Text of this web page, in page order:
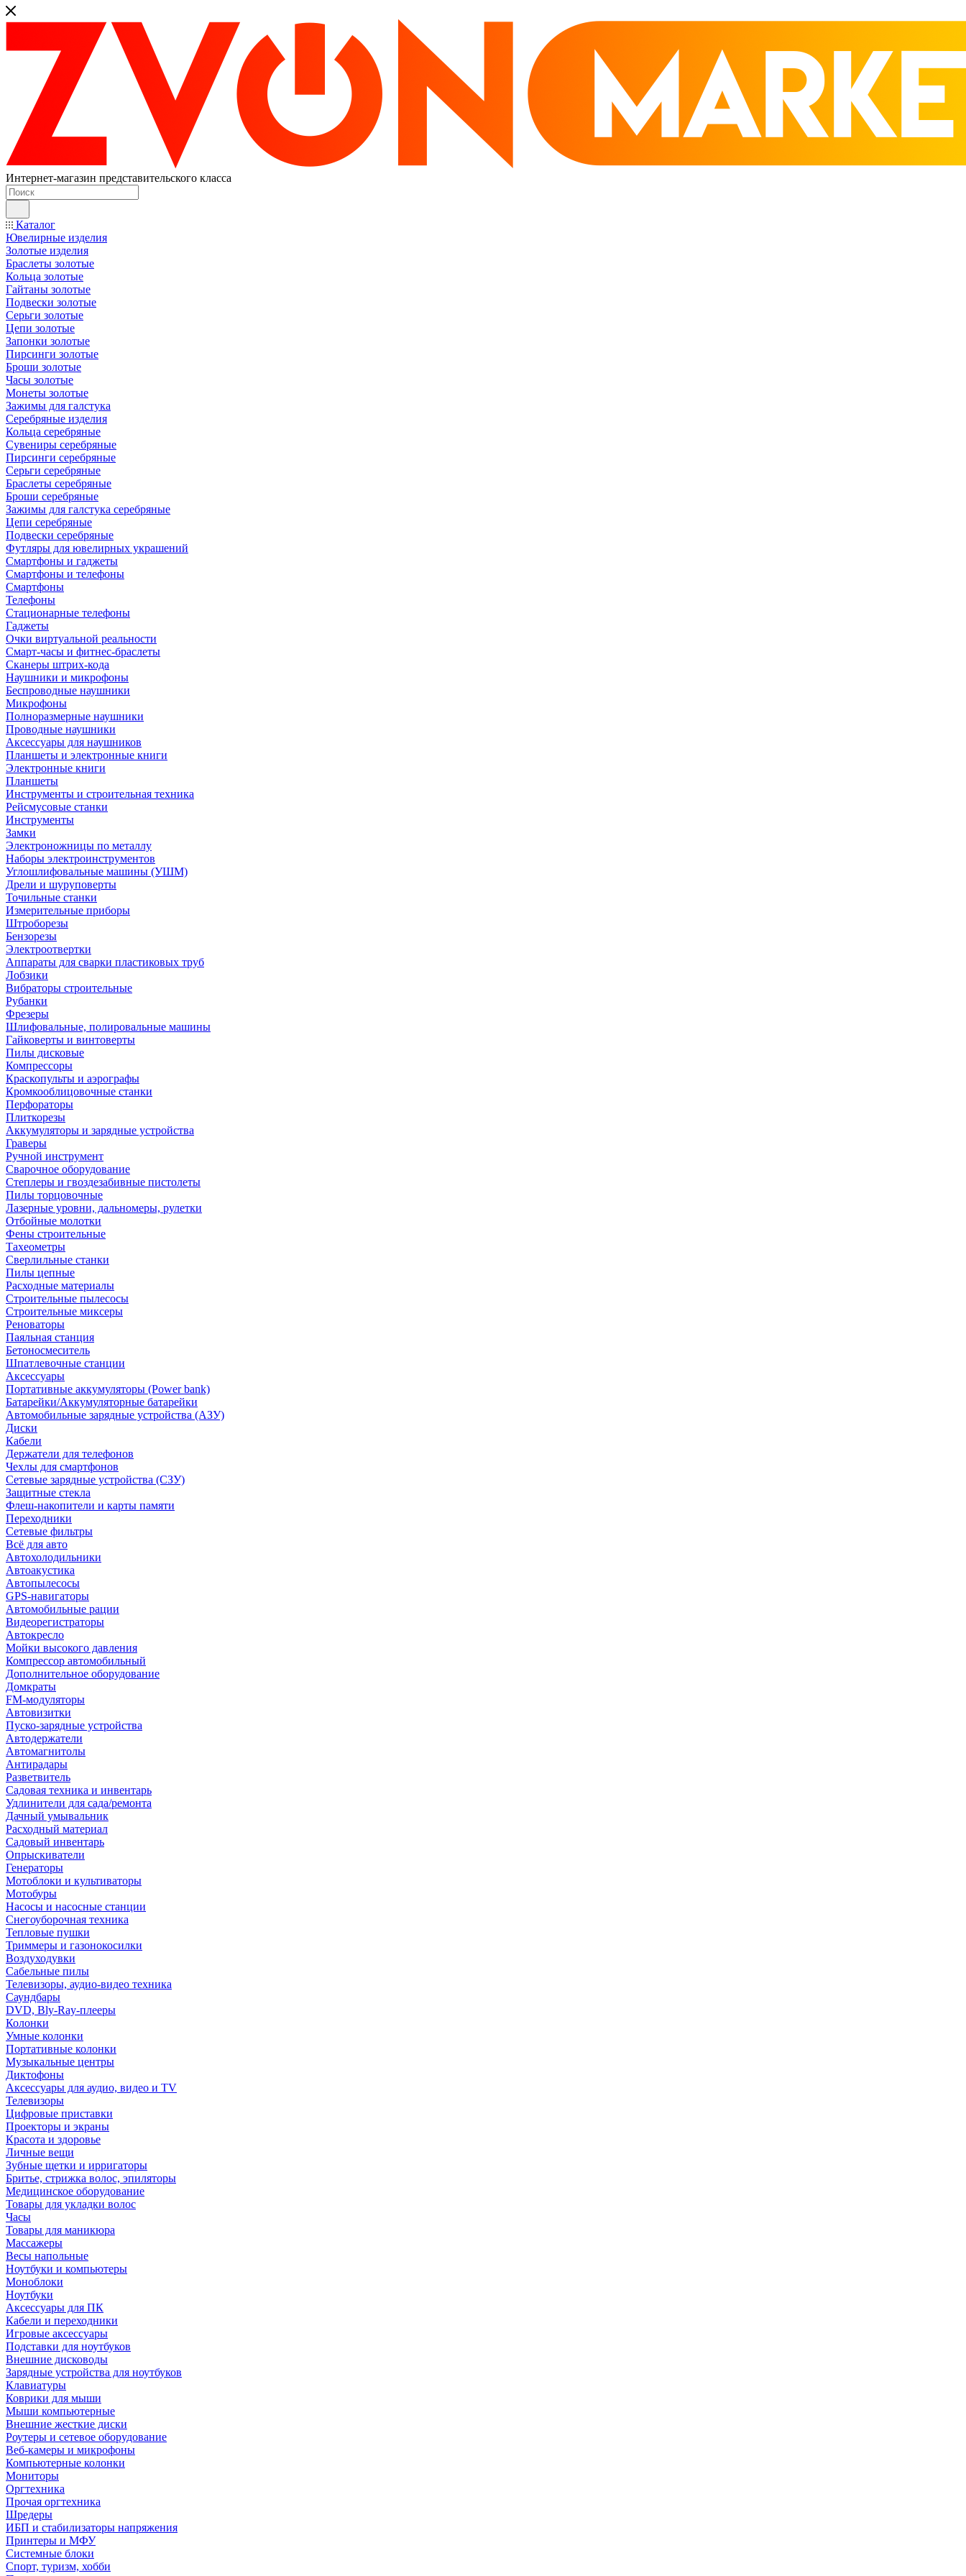
Интернет-магазин представительского класса
Каталог
Ювелирные изделия
Золотые изделия
Браслеты золотые
Кольца золотые
Гайтаны золотые
Подвески золотые
Серьги золотые
Цепи золотые
Запонки золотые
Пирсинги золотые
Броши золотые
Часы золотые
Монеты золотые
Зажимы для галстука
Серебряные изделия
Кольца серебряные
Сувениры серебряные
Пирсинги серебряные
Серьги серебряные
Браслеты серебряные
Броши серебряные
Зажимы для галстука серебряные
Цепи серебряные
Подвески серебряные
Футляры для ювелирных украшений
Смартфоны и гаджеты
Смартфоны и телефоны
Смартфоны
Телефоны
Стационарные телефоны
Гаджеты
Очки виртуальной реальности
Смарт-часы и фитнес-браслеты
Сканеры штрих-кода
Наушники и микрофоны
Беспроводные наушники
Микрофоны
Полноразмерные наушники
Проводные наушники
Аксессуары для наушников
Планшеты и электронные книги
Электронные книги
Планшеты
Инструменты и строительная техника
Рейсмусовые станки
Инструменты
Замки
Электроножницы по металлу
Наборы электроинструментов
Углошлифовальные машины (УШМ)
Дрели и шуруповерты
Точильные станки
Измерительные приборы
Штроборезы
Бензорезы
Электроотвертки
Аппараты для сварки пластиковых труб
Лобзики
Вибраторы строительные
Рубанки
Фрезеры
Шлифовальные, полировальные машины
Гайковерты и винтоверты
Пилы дисковые
Компрессоры
Краскопульты и аэрографы
Кромкооблицовочные станки
Перфораторы
Плиткорезы
Аккумуляторы и зарядные устройства
Граверы
Ручной инструмент
Сварочное оборудование
Степлеры и гвоздезабивные пистолеты
Пилы торцовочные
Лазерные уровни, дальномеры, рулетки
Отбойные молотки
Фены строительные
Тахеометры
Сверлильные станки
Пилы цепные
Расходные материалы
Строительные пылесосы
Строительные миксеры
Реноваторы
Паяльная станция
Бетоносмеситель
Шпатлевочные станции
Аксессуары
Портативные аккумуляторы (Power bank)
Батарейки/Аккумуляторные батарейки
Автомобильные зарядные устройства (АЗУ)
Диски
Кабели
Держатели для телефонов
Чехлы для смартфонов
Сетевые зарядные устройства (СЗУ)
Защитные стекла
Флеш-накопители и карты памяти
Переходники
Сетевые фильтры
Всё для авто
Автохолодильники
Автоакустика
Автопылесосы
GPS-навигаторы
Автомобильные рации
Видеорегистраторы
Автокресло
Мойки высокого давления
Компрессор автомобильный
Дополнительное оборудование
Домкраты
FM-модуляторы
Автовизитки
Пуско-зарядные устройства
Автодержатели
Автомагнитолы
Антирадары
Разветвитель
Садовая техника и инвентарь
Удлинители для сада/ремонта
Дачный умывальник
Расходный материал
Садовый инвентарь
Опрыскиватели
Генераторы
Мотоблоки и культиваторы
Мотобуры
Насосы и насосные станции
Снегоуборочная техника
Тепловые пушки
Триммеры и газонокосилки
Воздуходувки
Сабельные пилы
Телевизоры, аудио-видео техника
Саундбары
DVD, Bly-Ray-плееры
Колонки
Умные колонки
Портативные колонки
Музыкальные центры
Диктофоны
Аксессуары для аудио, видео и TV
Телевизоры
Цифровые приставки
Проекторы и экраны
Красота и здоровье
Личные вещи
Зубные щетки и ирригаторы
Бритье, стрижка волос, эпиляторы
Медицинское оборудование
Товары для укладки волос
Часы
Товары для маникюра
Массажеры
Весы напольные
Ноутбуки и компьютеры
Моноблоки
Ноутбуки
Аксессуары для ПК
Кабели и переходники
Игровые аксессуары
Подставки для ноутбуков
Внешние дисководы
Зарядные устройства для ноутбуков
Клавиатуры
Коврики для мыши
Мыши компьютерные
Внешние жесткие диски
Роутеры и сетевое оборудование
Веб-камеры и микрофоны
Компьютерные колонки
Мониторы
Оргтехника
Прочая оргтехника
Шредеры
ИБП и стабилизаторы напряжения
Принтеры и МФУ
Системные блоки
Спорт, туризм, хобби